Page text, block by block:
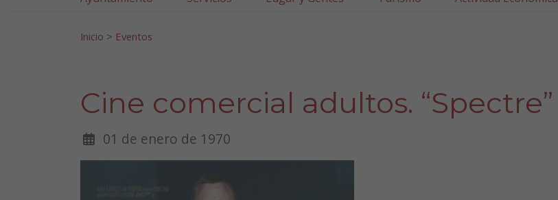
Inicio > Eventos
Cine comercial adultos. “Spectre”
01 de enero de 1970